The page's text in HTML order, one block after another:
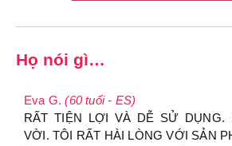
Họ nói gì…
Eva G.(60 tuổi - ES)
RẤT TIỆN LỢI VÀ DỄ SỬ DỤNG.
VỜI. TÔI RẤT HÀI LÒNG VỚI SẢN